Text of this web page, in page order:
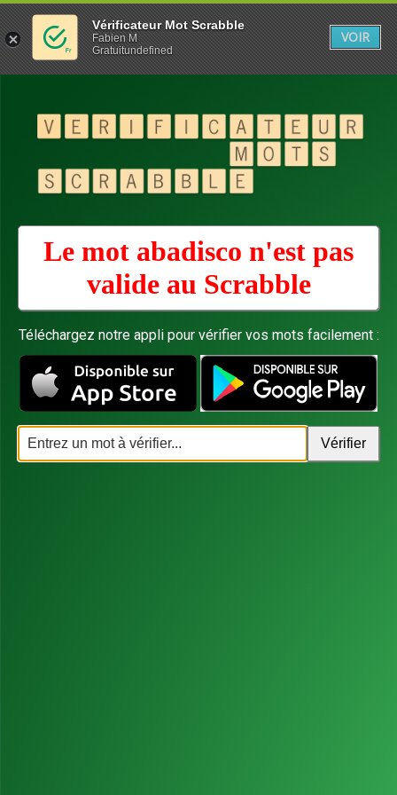
Le mot abadisco n'est pas
valide au Scrabble
Téléchargez notre appli pour vérifier vos mots facilement :
Vérificateur Mot Scrabble
Fabien M
Gratuitundefined
VOIR